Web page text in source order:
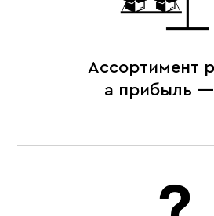
Ассортимент
а прибыль —